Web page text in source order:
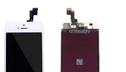
tactile + Outils